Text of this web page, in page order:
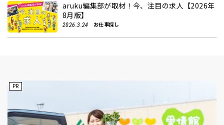
aruku編集部が取材！今、注目の求人【2026年
8月版】
2026.3.24 お仕事探し
PR